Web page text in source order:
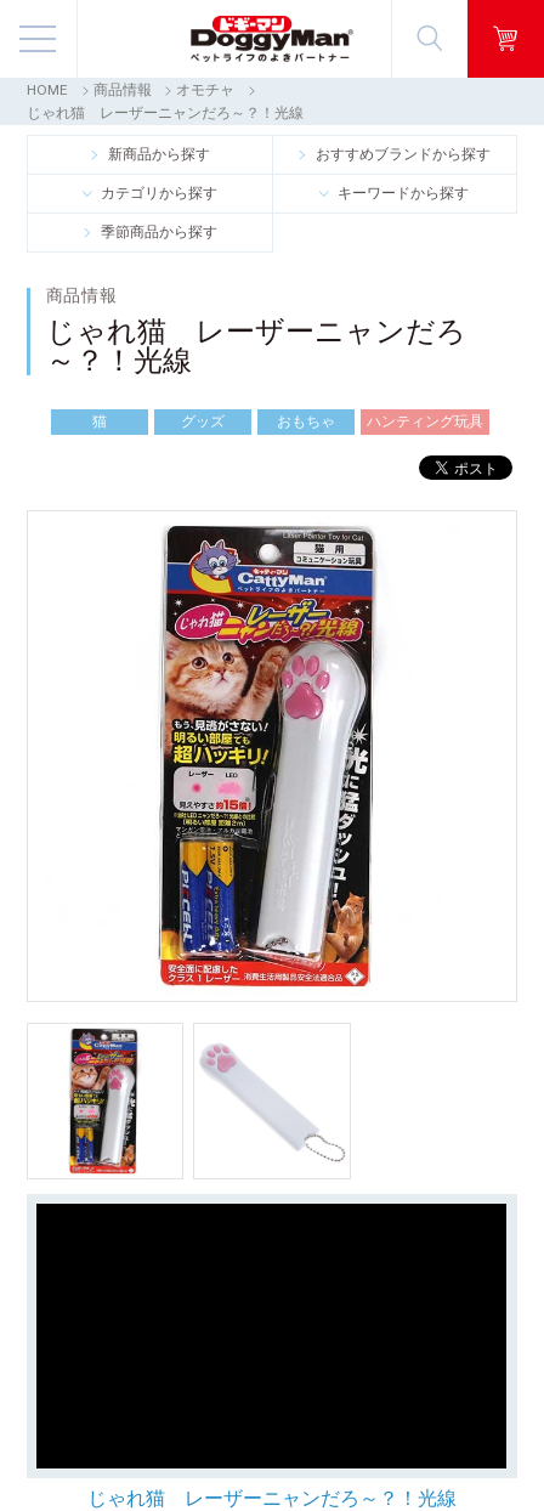
商品情報
映像ギャラリー
知る・楽しむ
お客様窓口・Q＆A
会社情報
採用情報
HOME 商品情報
オモチャ
じゃれ猫 レーザーニャンだろ～？！光線
新商品から探す おすすめブランドから探す
カテゴリから探す キーワードから探す
季節商品から探す
商品情報
じゃれ猫 レーザーニャンだろ
～？！光線
猫 グッズ おもちゃ ハンティング玩具
じゃれ猫 レーザーニャンだろ～？！光線